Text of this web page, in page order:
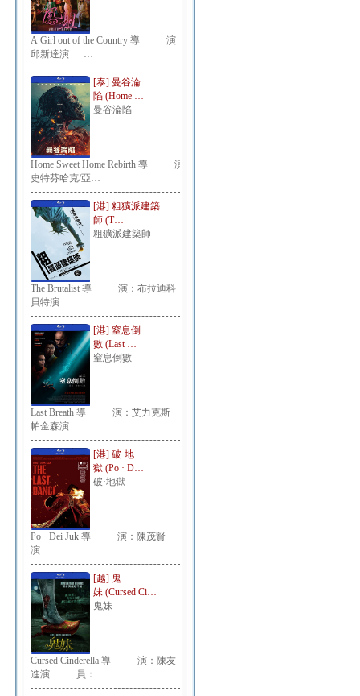
A Girl out of the Country 導 演：
邱新達演 …
[泰] 曼谷淪
陷 (Home …
曼谷淪陷
Home Sweet Home Rebirth 導 演：
史特芬哈克/亞…
[港] 粗獷派建築
師 (T…
粗獷派建築師
The Brutalist 導 演：布拉迪科
貝特演 …
[港] 窒息倒
數 (Last …
窒息倒數
Last Breath 導 演：艾力克斯
帕金森演 …
[港] 破·地
獄 (Po · D…
破·地獄
Po · Dei Juk 導 演：陳茂賢
演 …
[越] 鬼
妹 (Cursed Ci…
鬼妹
Cursed Cinderella 導 演：陳友
進演 員：…